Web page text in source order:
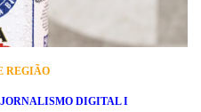
REGIÃO
JORNALISMO DIGITAL I